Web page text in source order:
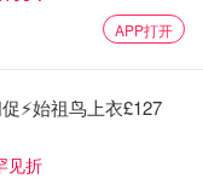
APP打开
⚡️始祖鸟上衣£127
见折